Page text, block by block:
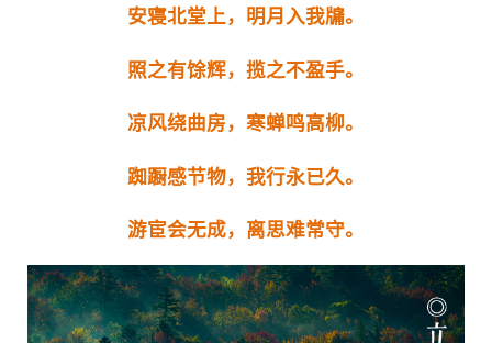
安寝北堂上，明月入我牖。
照之有馀辉，揽之不盈手。
凉风绕曲房，寒蝉鸣高柳。
踟蹰感节物，我行永已久。
游宦会无成，离思难常守。